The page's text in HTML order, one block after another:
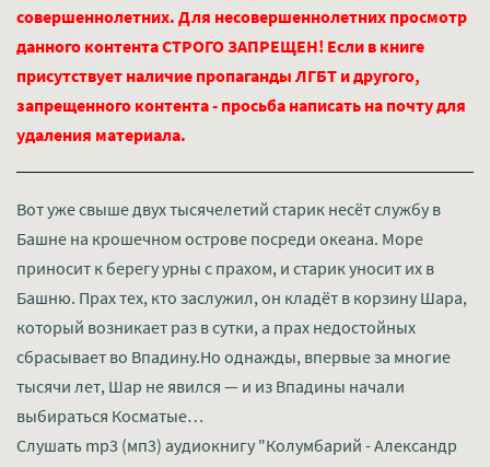
совершеннолетних. Для несовершеннолетних просмотр
данного контента СТРОГО ЗАПРЕЩЕН! Если в книге
присутствует наличие пропаганды ЛГБТ и другого,
запрещенного контента - просьба написать на почту для
удаления материала.
Вот уже свыше двух тысячелетий старик несёт службу в
Башне на крошечном острове посреди океана. Море
приносит к берегу урны с прахом, и старик уносит их в
Башню. Прах тех, кто заслужил, он кладёт в корзину Шара,
который возникает раз в сутки, а прах недостойных
сбрасывает во Впадину.Но однажды, впервые за многие
тысячи лет, Шар не явился — и из Впадины начали
выбираться Косматые…
Слушать mp3 (мп3) аудиокнигу "Колумбарий - Александр